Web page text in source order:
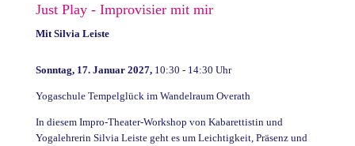
Just Play - Improvisier mit mir
Mit Silvia Leiste
Sonntag, 17. Januar 2027,10:30 - 14:30 Uhr
Yogaschule Tempelglück im Wandelraum Overath
In diesem Impro-Theater-Workshop von Kabarettistin und
Yogalehrerin Silvia Leiste geht es um Leichtigkeit, Präsenz und